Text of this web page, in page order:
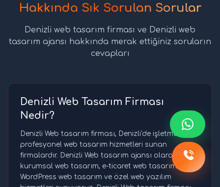
Hakkında Sık Sorulan Sorular
Denizli web tasarım firması ve Denizli web
tasarım ajansı hakkında merak ettiğiniz soruların
cevapları
Denizli Web Tasarım Firması
Nedir?
Denizli Web tasarım firması, Denizli'de işletmeler için
profesyonel web tasarım hizmetleri sunan
firmalardır. Denizli Web tasarım ajansı olarak
kurumsal web tasarım, e-ticaret web tasarım,
WordPress web tasarım ve özel web yazılım